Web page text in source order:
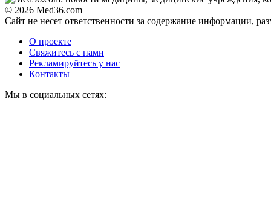
© 2026 Med36.com
Сайт не несет ответственности за содержание информации,
О проекте
Свяжитесь с нами
Рекламируйтесь у нас
Контакты
Мы в социальных сетях: